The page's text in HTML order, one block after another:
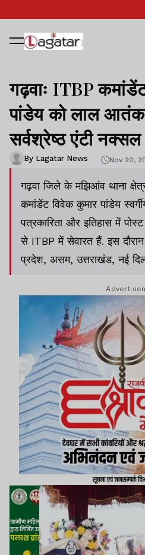
गढ़वाः ITBP
पांडेय को लाल
सर्वश्रेष्ठ एंटी
By Lagatar News Nov 20,
गढ़वा जिले के मझिआंव थाना
कमांडेंट विवेक कुमार पांडेय
पत्रकारिता और इतिहास में
से ITBP में सेवारत हैं. इस
प्रदेश, असम, उत्तराखंड, नई